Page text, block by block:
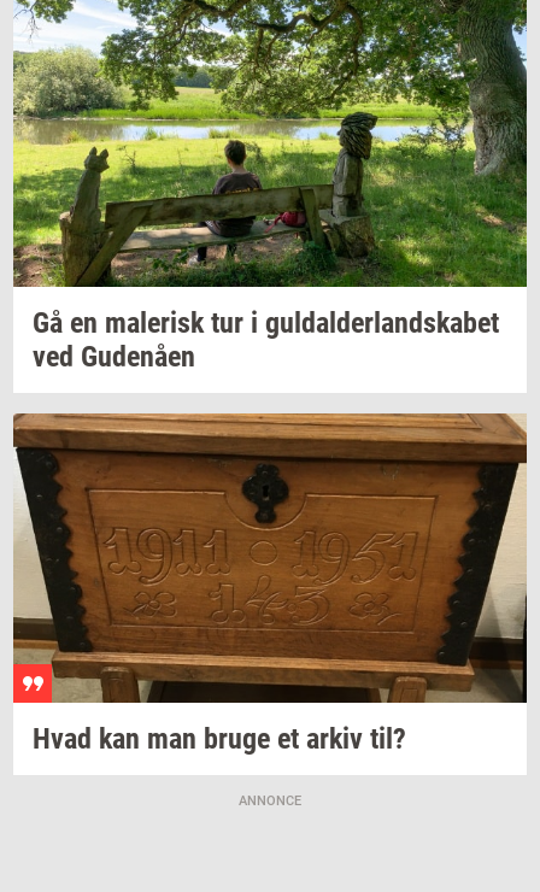
Gå en ma­le­risktur i gul­dal­der­land­ska­bet
ved Gu­denå­en
Hvad kan man bruge et arkiv til?
ANNONCE